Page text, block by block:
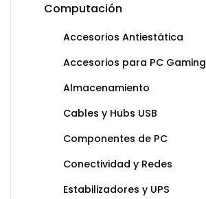
Computación
Accesorios Antiestática
Accesorios para PC Gaming
Almacenamiento
Cables y Hubs USB
Componentes de PC
Conectividad y Redes
Estabilizadores y UPS